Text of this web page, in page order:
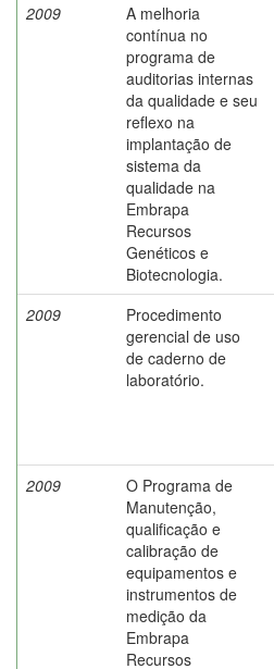
2009
A melhoria
contínua no
programa de
auditorias internas
da qualidade e seu
reflexo na
implantação de
sistema da
qualidade na
Embrapa
Recursos
Genéticos e
Biotecnologia.
2009
Procedimento
gerencial de uso
de caderno de
laboratório.
2009
O Programa de
Manutenção,
qualificação e
calibração de
equipamentos e
instrumentos de
medição da
Embrapa
Recursos